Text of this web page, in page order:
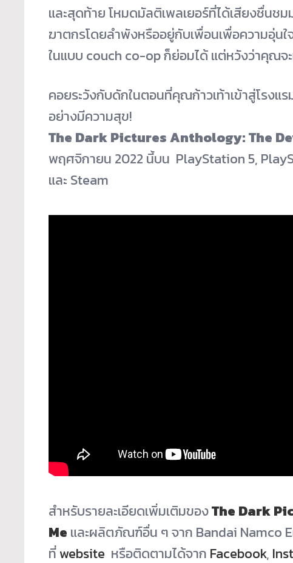
และสุดท้าย โหมดมัลติเพลเยอร์ที่ได้เสียงชื่นชม
ฆาตกรโดยลำพังหรืออยู่กับเพื่อนเพื่อความอุ่นใ
ในแบบ couch co-op ก็ย่อมได้ แต่หวังว่าคุณจ
คอยระวังกับดักในตอนที่คุณก้าวเท้าเข้าสู่โรง
อย่างมีความสุข!
The Dark Pictures Anthology: The
พฤศจิกายน 2022 นี้บน PlayStation 5,
และ Steam
สำหรับรายละเอียดเพิ่มเติมของThe Dark
Me และผลิตภัณฑ์อื่น ๆ จาก Bandai Namco
ที่website หรือติดตามได้จาก Facebook,